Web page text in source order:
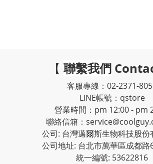
【 聯繫我們
客服專線：02-2371-
LINE帳號：qstore
營業時間：pm 12:00 - pm
聯絡信箱：
公司: 台灣邁爾斯生物科技股份
公司地址: 台北市萬華區成都路
統一編號: 53622816